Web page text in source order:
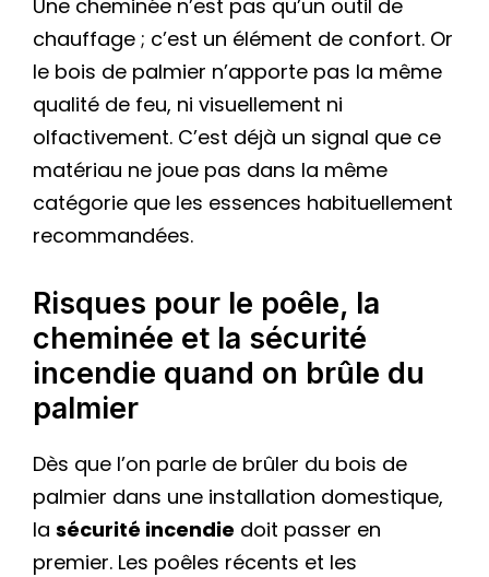
Une cheminée n’est pas qu’un outil de
chauffage ; c’est un élément de confort. Or
le bois de palmier n’apporte pas la même
qualité de feu, ni visuellement ni
olfactivement. C’est déjà un signal que ce
matériau ne joue pas dans la même
catégorie que les essences habituellement
recommandées.
Risques pour le poêle, la
cheminée et la sécurité
incendie quand on brûle du
palmier
Dès que l’on parle de brûler du bois de
palmier dans une installation domestique,
la sécurité incendie doit passer en
premier. Les poêles récents et les